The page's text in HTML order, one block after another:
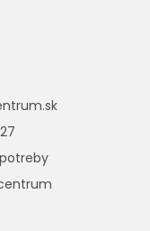
potreby